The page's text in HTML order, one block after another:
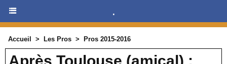
.
Accueil > Les Pros > Pros 2015-2016